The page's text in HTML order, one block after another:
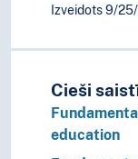
Izveidots 9/
Cieši
education